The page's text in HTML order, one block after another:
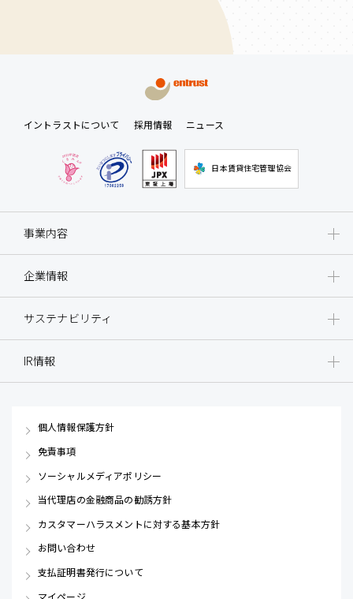
イントラストについて 採用情報 ニュース
日本賃貸住宅管理協会
事業内容
企業情報
サステナビリティ
IR情報
個人情報保護方針
免責事項
ソーシャルメディアポリシー
当代理店の金融商品の勧誘方針
カスタマーハラスメントに対する基本方針
お問い合わせ
支払証明書発行について
マイページ